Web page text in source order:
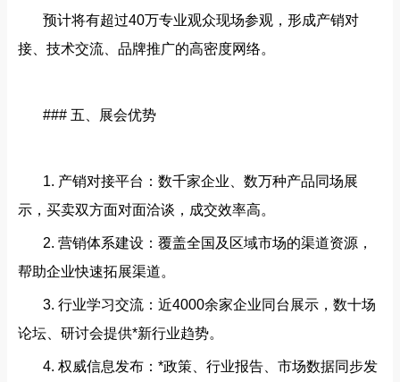
预计将有超过40万专业观众现场参观，形成产销对
接、技术交流、品牌推广的高密度网络。
### 五、展会优势
1. 产销对接平台：数千家企业、数万种产品同场展
示，买卖双方面对面洽谈，成交效率高。
2. 营销体系建设：覆盖全国及区域市场的渠道资源，
帮助企业快速拓展渠道。
3. 行业学习交流：近4000余家企业同台展示，数十场
论坛、研讨会提供*新行业趋势。
4. 权威信息发布：*政策、行业报告、市场数据同步发